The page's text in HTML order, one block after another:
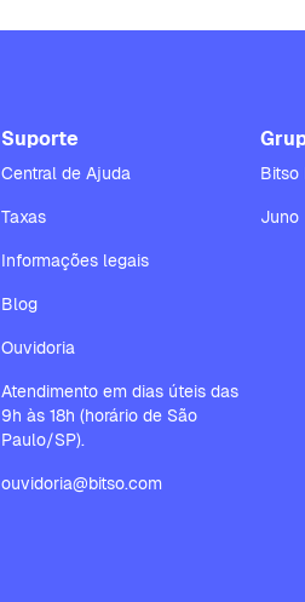
Suporte
Central de Ajuda
Taxas
Informações legais
Blog
Ouvidoria
Atendimento em dias úteis das
9h às 18h (horário de São
Paulo/SP).
ouvidoria@bitso.com
Bitso
Juno